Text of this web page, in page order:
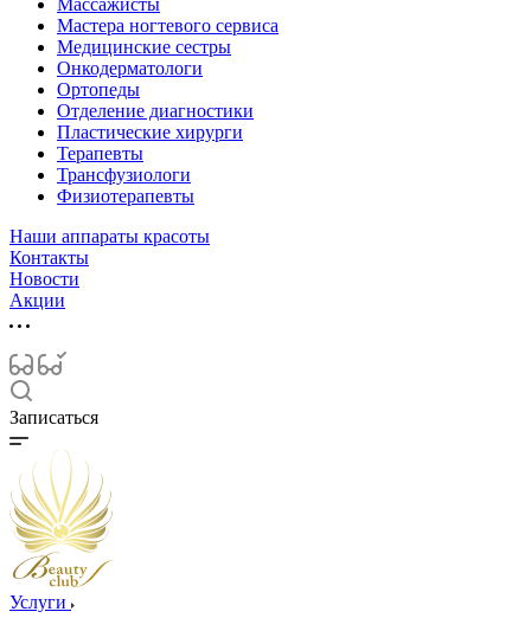
Массажисты
Мастера ногтевого сервиса
Медицинские сестры
Онкодерматологи
Ортопеды
Отделение диагностики
Пластические хирурги
Терапевты
Трансфузиологи
Физиотерапевты
Наши аппараты красоты
Контакты
Новости
Акции
Записаться
Услуги